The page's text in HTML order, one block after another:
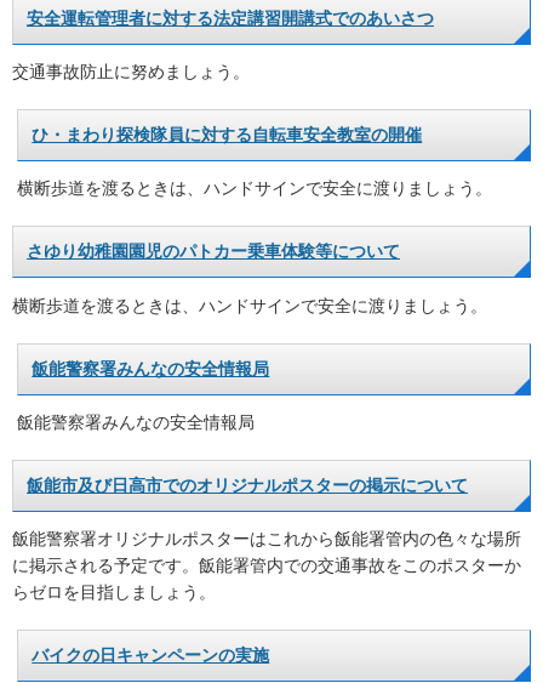
安全運転管理者に対する法定講習開講式でのあいさつ
交通事故防止に努めましょう。
ひ・まわり探検隊員に対する自転車安全教室の開催
横断歩道を渡るときは、ハンドサインで安全に渡りましょう。
さゆり幼稚園園児のパトカー乗車体験等について
横断歩道を渡るときは、ハンドサインで安全に渡りましょう。
飯能警察署みんなの安全情報局
飯能警察署みんなの安全情報局
飯能市及び日高市でのオリジナルポスターの掲示について
飯能警察署オリジナルポスターはこれから飯能署管内の色々な場所
に掲示される予定です。飯能署管内での交通事故をこのポスターか
らゼロを目指しましょう。
バイクの日キャンペーンの実施